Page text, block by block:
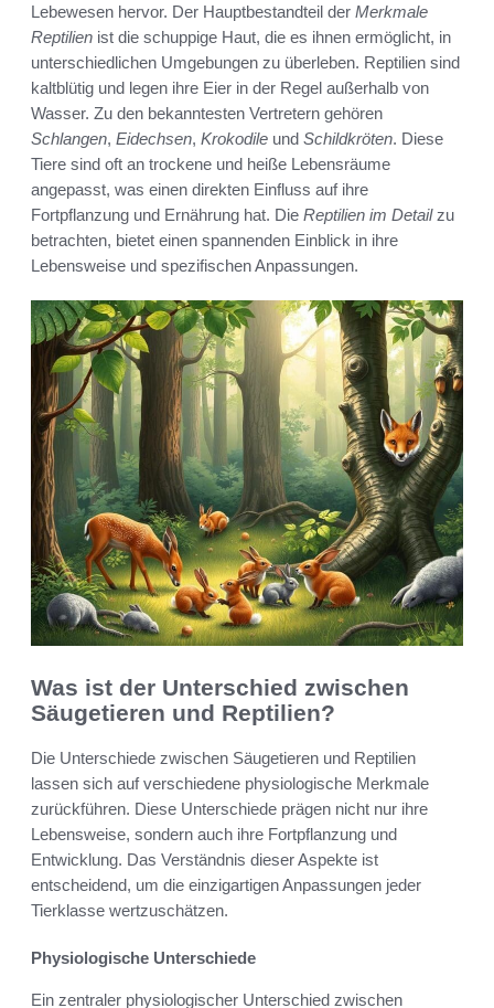
Lebewesen hervor. Der Hauptbestandteil der Merkmale
Reptilien ist die schuppige Haut, die es ihnen ermöglicht, in
unterschiedlichen Umgebungen zu überleben. Reptilien sind
kaltblütig und legen ihre Eier in der Regel außerhalb von
Wasser. Zu den bekanntesten Vertretern gehören
Schlangen, Eidechsen, Krokodile und Schildkröten. Diese
Tiere sind oft an trockene und heiße Lebensräume
angepasst, was einen direkten Einfluss auf ihre
Fortpflanzung und Ernährung hat. Die Reptilien im Detailzu
betrachten, bietet einen spannenden Einblick in ihre
Lebensweise und spezifischen Anpassungen.
Was ist der Unterschied zwischen
Säugetieren und Reptilien?
Die Unterschiede zwischen Säugetieren und Reptilien
lassen sich auf verschiedene physiologische Merkmale
zurückführen. Diese Unterschiede prägen nicht nur ihre
Lebensweise, sondern auch ihre Fortpflanzung und
Entwicklung. Das Verständnis dieser Aspekte ist
entscheidend, um die einzigartigen Anpassungen jeder
Tierklasse wertzuschätzen.
Physiologische Unterschiede
Ein zentraler physiologischer Unterschied zwischen